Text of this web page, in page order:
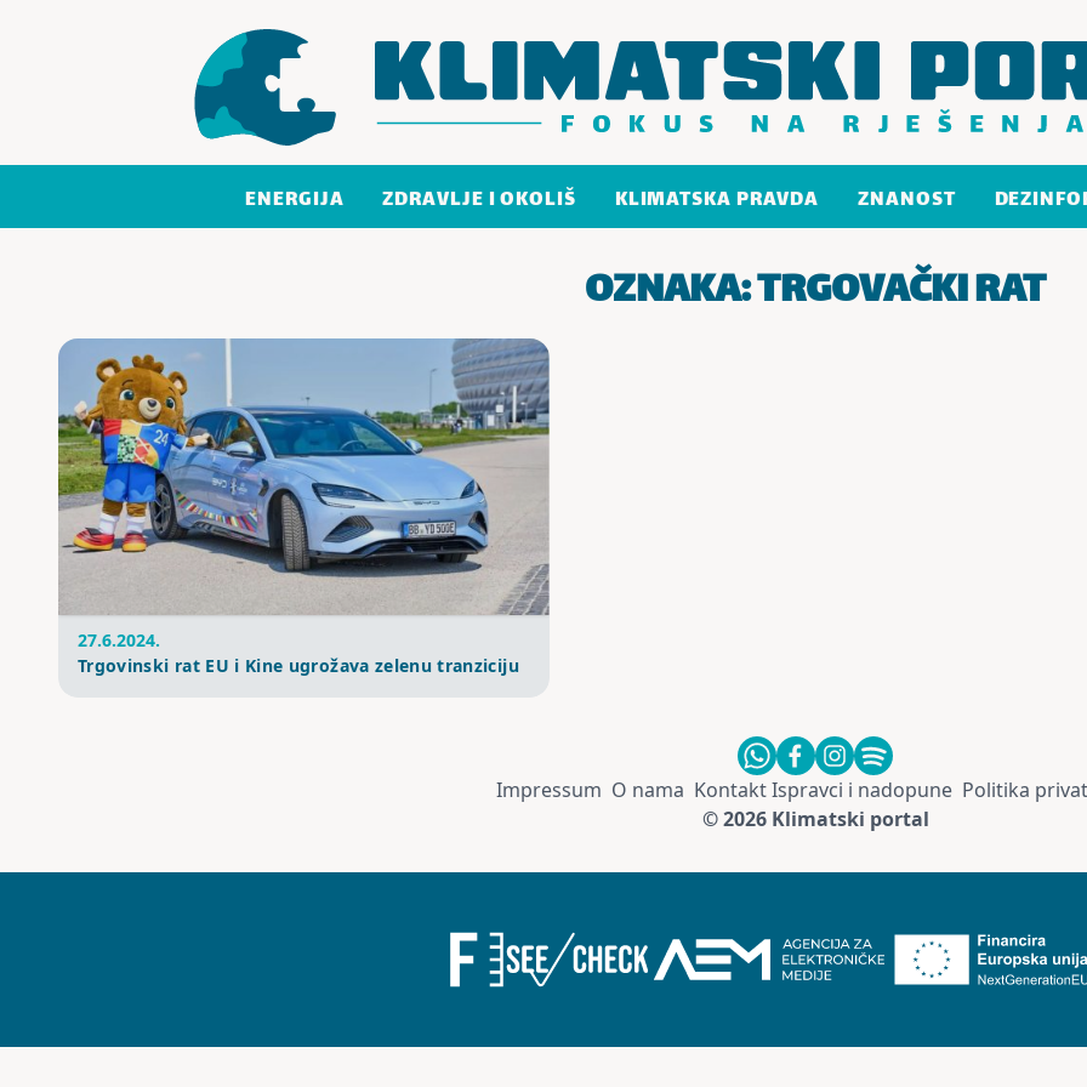
ENERGIJA ZDRAVLJE I OKOLIŠ KLIMATSKA PRAVDA ZNANOST
OZNAKA:TRGOVAČKI RAT
27.6.2024.
Trgovinski rat EU i Kine ugrožava zelenu tranziciju
Impressum O nama KontaktIspravci i nadopune Politika
© 2026 Klimatski portal